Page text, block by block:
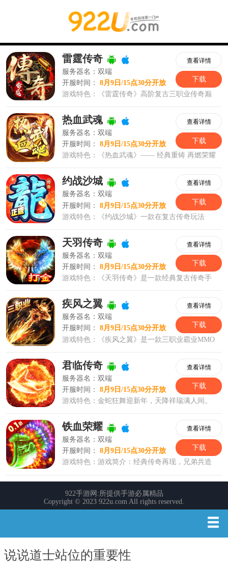
说说道士站位的重要性